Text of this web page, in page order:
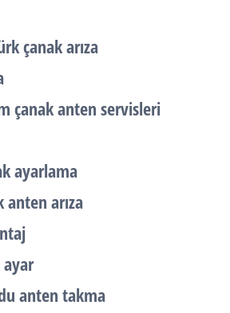
çanak arıza
çanak anten servisleri
ayarlama
arıza
anten takma